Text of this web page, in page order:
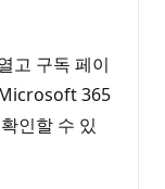
고 구독 페이
365
인할 수 있